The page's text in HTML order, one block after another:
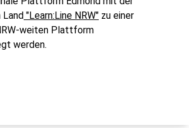
"Learn:Line NRW" zu einer
weiten Plattform
werden.